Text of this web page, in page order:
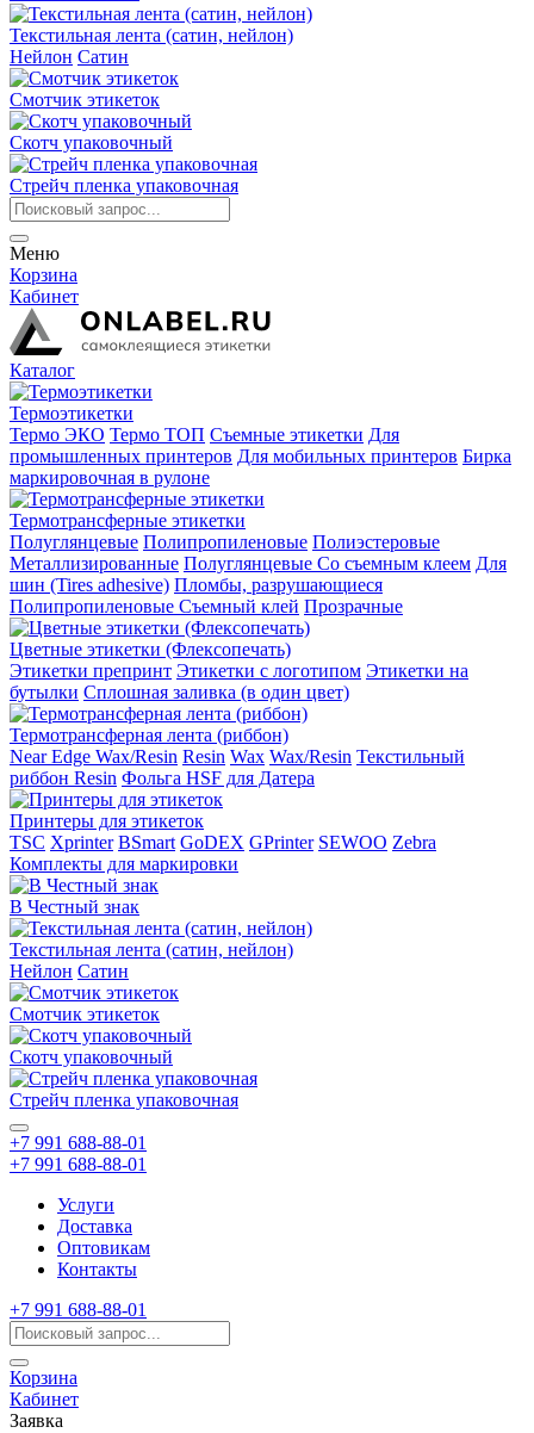
Текстильная лента (сатин, нейлон)
Нейлон Сатин
Смотчик этикеток
Скотч упаковочный
Стрейч пленка упаковочная
Меню
Корзина
Кабинет
Каталог
Термоэтикетки
Термо ЭКО Термо ТОП Съемные этикетки Для
промышленных принтеров Для мобильных принтеров Бирка
маркировочная в рулоне
Термотрансферные этикетки
Полуглянцевые Полипропиленовые Полиэстеровые
Металлизированные Полуглянцевые Со съемным клеем Для
шин (Tires adhesive) Пломбы, разрушающиеся
Полипропиленовые Съемный клей Прозрачные
Цветные этикетки (Флексопечать)
Этикетки препринт Этикетки с логотипом Этикетки на
бутылки Сплошная заливка (в один цвет)
Термотрансферная лента (риббон)
Near Edge Wax/Resin Resin Wax Wax/Resin Текстильный
риббон Resin Фольга HSF для Датера
Принтеры для этикеток
TSC Xprinter BSmart GoDEX GPrinter SEWOO Zebra
Комплекты для маркировки
В Честный знак
Текстильная лента (сатин, нейлон)
Нейлон Сатин
Смотчик этикеток
Скотч упаковочный
Стрейч пленка упаковочная
+7 991 688-88-01
+7 991 688-88-01
Услуги
Доставка
Оптовикам
Контакты
+7 991 688-88-01
Корзина
Кабинет
Заявка